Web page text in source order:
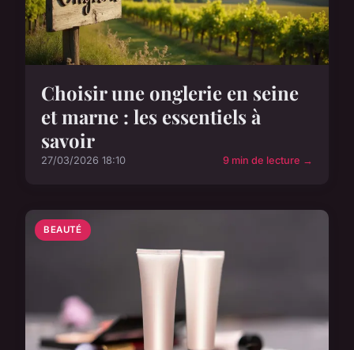
Choisir une onglerie en seine
et marne : les essentiels à
savoir
27/03/2026 18:10 9 min de lecture →
BEAUTÉ